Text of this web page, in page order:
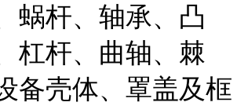
蜗杆、轴承、凸
杠杆、曲轴、棘
备壳体、罩盖及框